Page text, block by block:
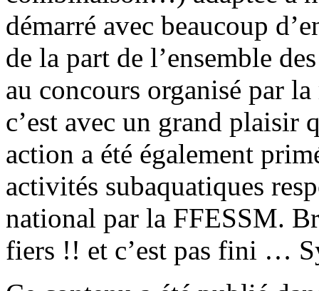
démarré avec beaucoup
de la part de l’ensemble
au concours organisé par
c’est avec un grand plaisir
action a été également
activités subaquatiques
national par la FFESSM.
fiers !! et c’est pas fini …